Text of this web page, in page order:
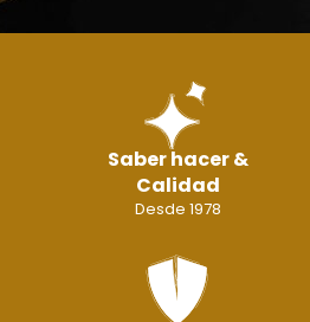
Saber hacer &
Calidad
Desde 1978